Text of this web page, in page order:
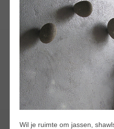
Wil je ruimte om jassen,